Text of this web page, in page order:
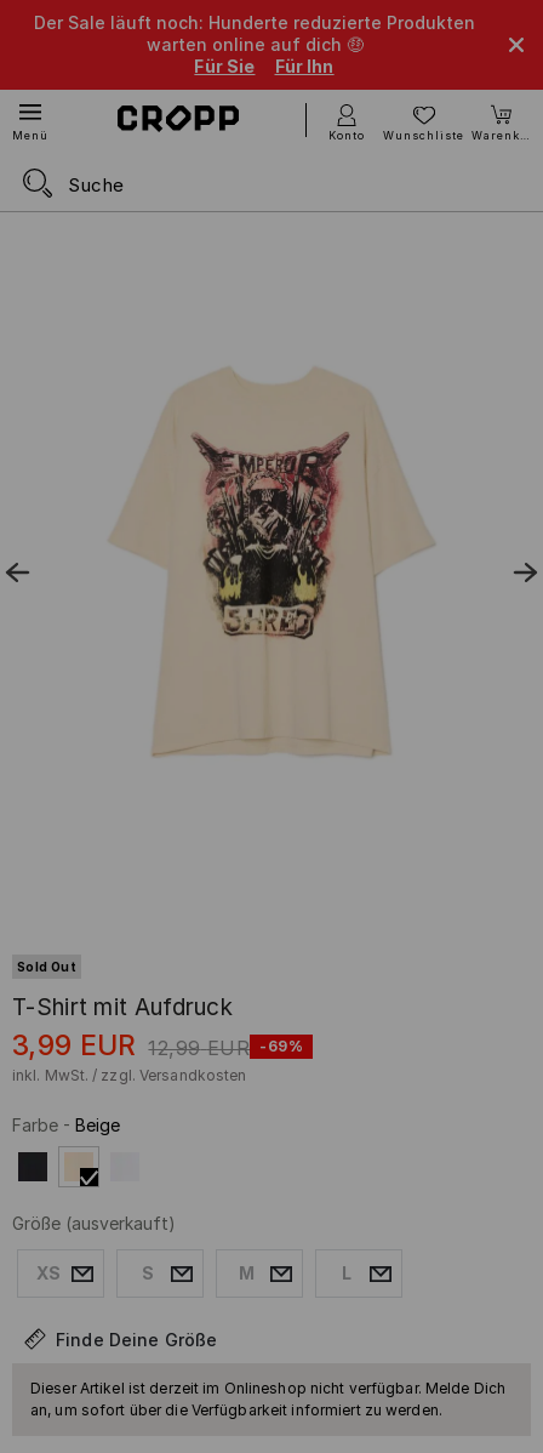
Der Sale läuft noch: Hunderte reduzierte Produkten
warten online auf dich 🤑
Für Sie
Für Ihn
Menü Konto Wunschliste Warenkorb
Sold Out
T-Shirt mit Aufdruck
3,99 EUR 12,99 EUR -69%
inkl. MwSt. / zzgl. Versandkosten
Farbe - Beige
Größe (ausverkauft)
XS S M L
Finde Deine Größe
Dieser Artikel ist derzeit im Onlineshop nicht verfügbar. Melde Dich
an, um sofort über die Verfügbarkeit informiert zu werden.